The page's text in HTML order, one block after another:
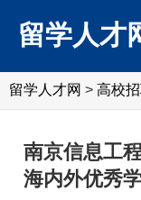
留学人才
留学人才网 > 高校
南京信息工
海内外优秀